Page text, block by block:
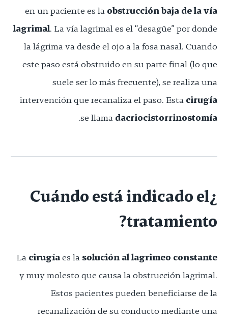
en un paciente es la obstrucción baja de la vía
lagrimal. La vía lagrimal es el “desagüe” por donde
la lágrima va desde el ojo a la fosa nasal. Cuando
este paso está obstruido en su parte final (lo que
suele ser lo más frecuente), se realiza una
intervención que recanaliza el paso. Esta cirugía
se llama dacriocistorrinostomía
.
¿Cuándo está indicado el
tratamiento?
La cirugíaes la solución al lagrimeo constante
y muy molesto que causa la obstrucción lagrimal.
Estos pacientes pueden beneficiarse de la
recanalización de su conducto mediante una